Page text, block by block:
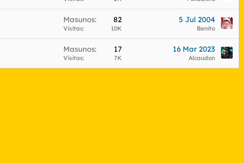
d
Masunos 82
Visitas 10K
5 Jul 2004
Benito
Masunos 17
Visitas 7K
16 Mar 2023
Alcaudon